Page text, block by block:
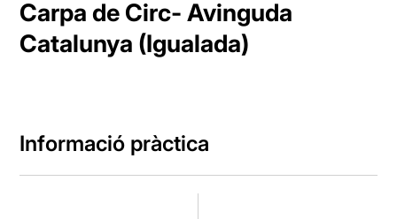
Carpa de Circ- Avinguda
Catalunya (Igualada)
Informació pràctica